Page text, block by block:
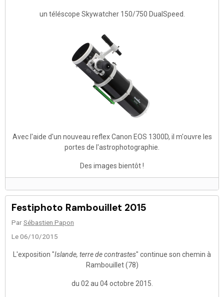
un téléscope Skywatcher 150/750 DualSpeed.
Avec l'aide d'un nouveau reflex Canon EOS 1300D, il m'ouvre les
portes de l'astrophotographie.
Des images bientôt !
Festiphoto Rambouillet 2015
ParSébastien Papon
Le 06/10/2015
L'exposition "Islande, terre de contrastes" continue son chemin à
Rambouillet (78)
du 02 au 04 octobre 2015.